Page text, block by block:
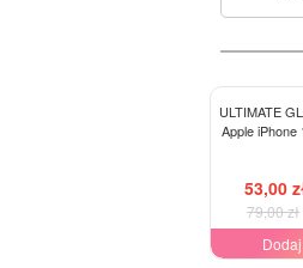
ULTIMATE
Apple iPhone
53,00
79,00 zł
Dodaj